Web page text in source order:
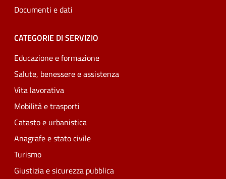
Documenti e dati
CATEGORIE DI SERVIZIO
Educazione e formazione
Salute, benessere e assistenza
Vita lavorativa
Mobilità e trasporti
Catasto e urbanistica
Anagrafe e stato civile
Turismo
Giustizia e sicurezza pubblica